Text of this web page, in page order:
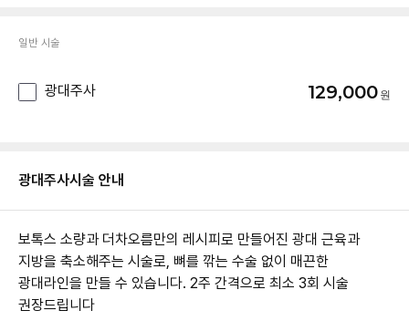
광대주사시술 안내
보톡스 소량과 더차오름만의 레시피로 만들어진 광대 근육과
지방을 축소해주는 시술로, 뼈를 깎는 수술 없이 매끈한
광대라인을 만들 수 있습니다. 2주 간격으로 최소 3회 시술
권장드립니다
일반 시술
광대주사 129,000